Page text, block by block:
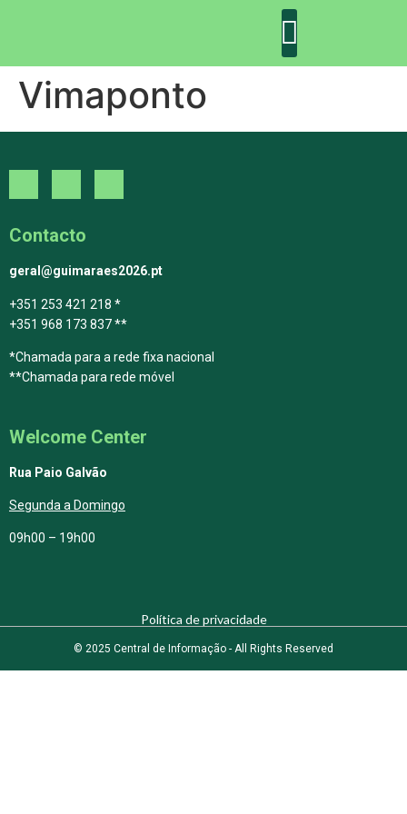
Vimaponto
Contacto
geral@guimaraes2026.pt
+351 253 421 218 *
+351 968 173 837 **
*Chamada para a rede fixa nacional
**Chamada para rede móvel
Welcome Center
Rua Paio Galvão
Segunda a Domingo
09h00 – 19h00
Política de privacidade
© 2025 Central de Informação - All Rights Reserved